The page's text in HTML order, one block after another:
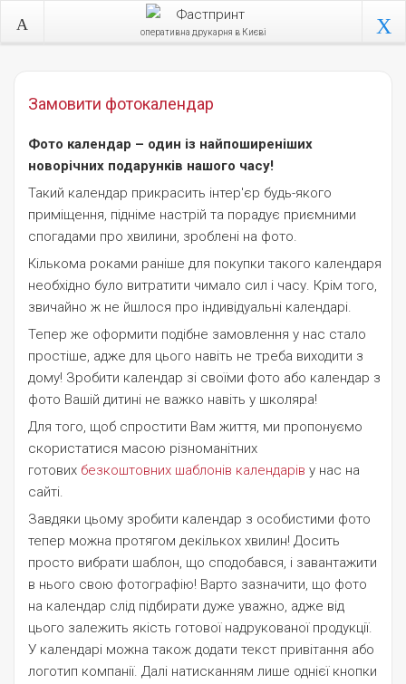
оперативна друкарня в Києві
Замовити фотокалендар
Фото календар – один із найпоширеніших
новорічних подарунків нашого часу!
Такий календар прикрасить інтер'єр будь-якого
приміщення, підніме настрій та порадує приємними
спогадами про хвилини, зроблені на фото.
Кількома роками раніше для покупки такого календаря
необхідно було витратити чимало сил і часу. Крім того,
звичайно ж не йшлося про індивідуальні календарі.
Тепер же оформити подібне замовлення у нас стало
простіше, адже для цього навіть не треба виходити з
дому! Зробити календар зі своїми фото або календар з
фото Вашій дитині не важко навіть у школяра!
Для того, щоб спростити Вам життя, ми пропонуємо
скористатися масою різноманітних
готових безкоштовних шаблонів календарів у нас на
сайті.
Завдяки цьому зробити календар з особистими фото
тепер можна протягом декількох хвилин! Досить
просто вибрати шаблон, що сподобався, і завантажити
в нього свою фотографію! Варто зазначити, що фото
на календар слід підбирати дуже уважно, адже від
цього залежить якість готової надрукованої продукції.
У календарі можна також додати текст привітання або
логотип компанії. Далі натисканням лише однієї кнопки